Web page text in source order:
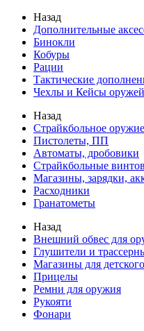
Назад
Дополнительные
Бинокли
Кобуры
Рации
Тактические
Чехлы и Кейсы
Назад
Страйкбольное оружие
Пистолеты, ПП
Автоматы, дробовики
Страйкбольные
Магазины, зарядки,
Расходники
Гранатометы
Назад
Внешний обвес для
Глушители и
Магазины для
Прицелы
Ремни для оружия
Рукояти
Фонари